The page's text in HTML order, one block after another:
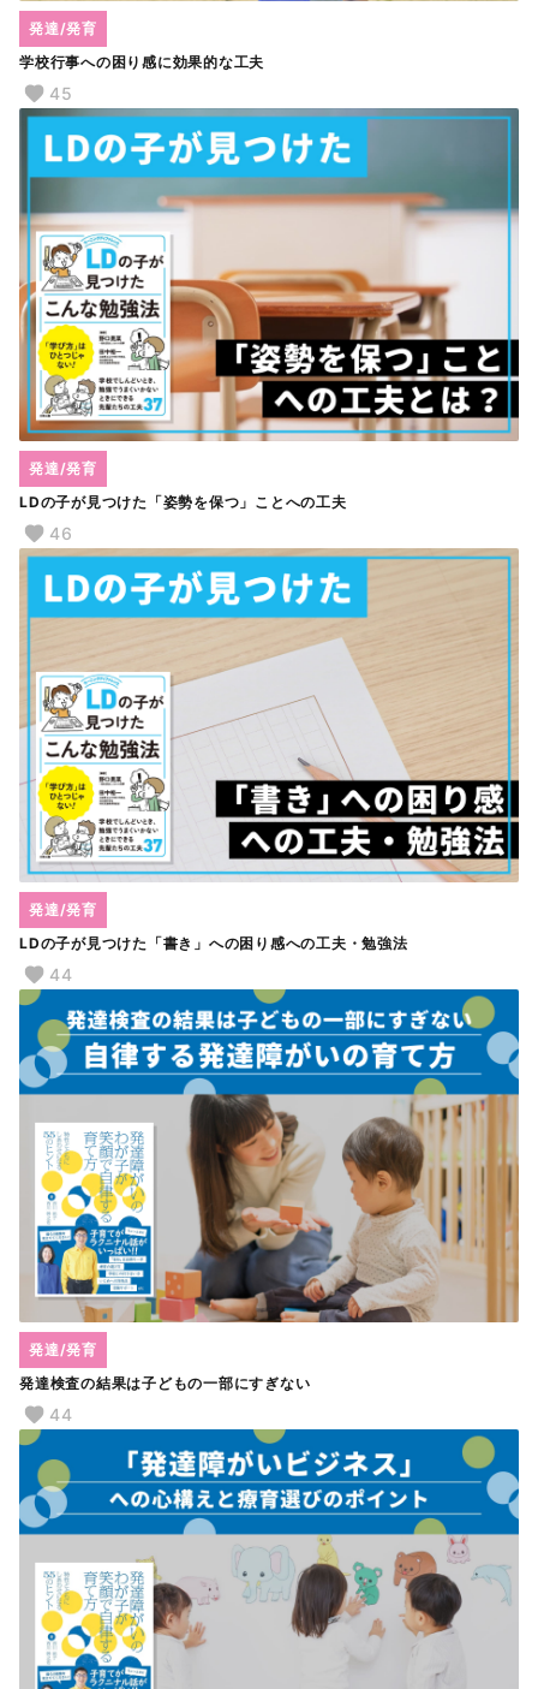
学校行事への困り感に効果的な工夫
発達/発育
45
LDの子が見つけた「姿勢を保つ」ことへの工夫
発達/発育
46
LDの子が見つけた「書き」への困り感への工夫・勉強法
発達/発育
44
発達検査の結果は子どもの一部にすぎない
発達/発育
44